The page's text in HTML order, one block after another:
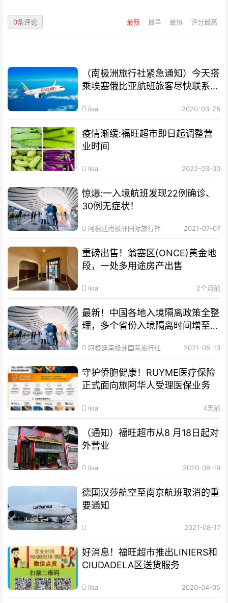
最新 最早 最热 评分最高
0条评论
（南极洲旅行社紧急通知）今天搭
乘埃塞俄比亚航班旅客尽快联系旅
lisa 2020-03-25
疫情渐缓:福旺超市即日起调整营
业时间
lisa 2022-03-30
惊爆:一入境航班发现22例确诊、
30例无症状！
阿根廷南极洲国际旅行社 2021-07-07
重磅出售！翁塞区(ONCE)黄金地
段，一处多用途房产出售
lisa 2个月前
最新！中国各地入境隔离政策全整
理，多个省份入境隔离时间增至
阿根廷南极洲国际旅行社 2021-05-13
守护侨胞健康！RUYME医疗保险
正式面向旅阿华人受理医保业务
lisa 4天前
（通知）福旺超市从8 月18日起对
外营业
lisa 2020-08-19
德国汉莎航空至南京航班取消的重
要通知
2021-08-17
好消息！福旺超市推出LINIERS和
CIUDADELA区送货服务
lisa 2020-04-05